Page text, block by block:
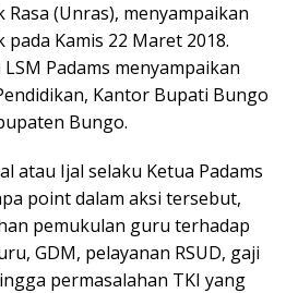
(Unras), menyampaikan
Kamis 22 Maret 2018.
Padams menyampaikan
Kantor Bupati Bungo
Bungo.
atau Ijal selaku Ketua Padams
point dalam aksi tersebut,
pemukulan guru terhadap
GDM, pelayanan RSUD, gaji
permasalahan TKI yang